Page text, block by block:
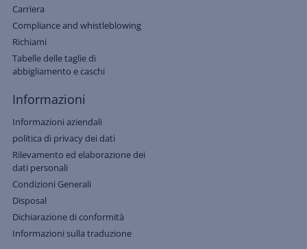
Carriera
Compliance and whistleblowing
Richiami
Tabelle delle taglie di
abbigliamento e caschi
Informazioni
Informazioni aziendali
politica di privacy dei dati
Rilevamento ed elaborazione dei
dati personali
Condizioni Generali
Disposal
Dichiarazione di conformità
Informazioni sulla traduzione